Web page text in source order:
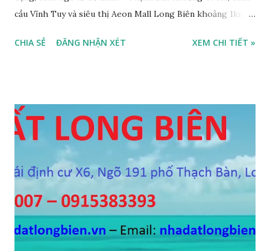
cầu Vĩnh Tuy và siêu thị Aeon Mall Long Biên khoảng 1km,
4 tầng, diện tích mặt bằng 35m2, mặt tiền 5m, thiết kế 3
trung gian, Môi giới và Quảng cáo trực tuyến ĐÃ BÁN
CHIA SẺ ĐĂNG NHẬN XÉT XEM CHI TIẾT »